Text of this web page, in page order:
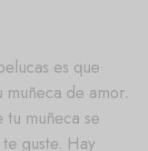
es que
de amor.
muñeca se
guste. Hay